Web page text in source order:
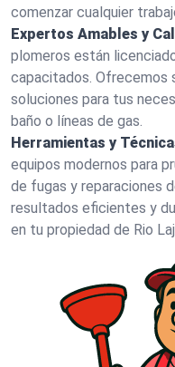
comenzar cualquier
Expertos Amables y
plomeros están
capacitados. Ofrecemos
soluciones para tus
baño o líneas de gas.
Herramientas y
equipos modernos para
de fugas y reparaciones
resultados eficientes y
en tu propiedad de Rio